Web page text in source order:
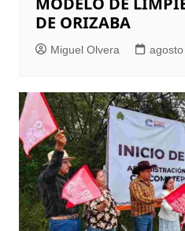
DE ORIZABA
Miguel Olvera